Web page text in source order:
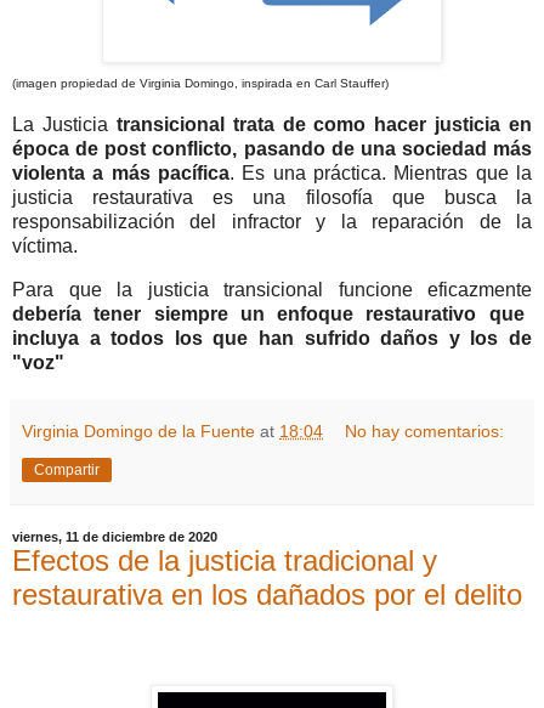
(imagen propiedad de Virginia Domingo, inspirada en Carl Stauffer)
La Justicia transicional trata de como hacer justicia en
época de post conflicto, pasando de una sociedad más
violenta a más pacífica. Es una práctica. Mientras que la
justicia restaurativa es una filosofía que busca la
responsabilización del infractor y la reparación de la
víctima.
Para que la justicia transicional funcione eficazmente
debería tener siempre un enfoque restaurativo que
incluya a todos los que han sufrido daños y los de
"voz"
Virginia Domingo de la Fuente at 18:04 No hay comentarios:
Compartir
viernes, 11 de diciembre de 2020
Efectos de la justicia tradicional y
restaurativa en los dañados por el delito